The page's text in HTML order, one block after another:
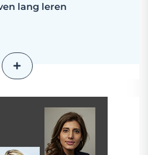
lang leren